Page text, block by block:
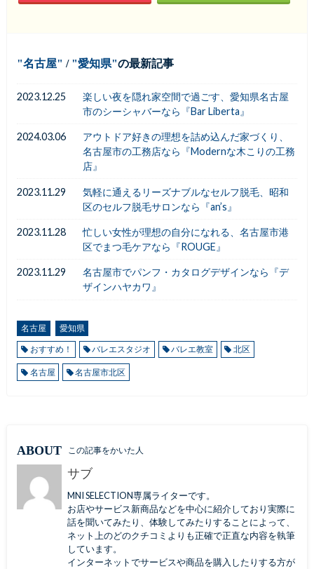
名古屋 / 愛知県 の最新記事
2023.12.25
楽しい夜を隠れ家空間で過ごす、愛知県名古屋
市のシーシャバーなら『Bar Liberta』
2024.03.06
アウトドア好きの理想を詰め込んだ家づくり、
名古屋市の工務店なら『Modernな木こりの工務
店』
2023.11.29
気軽に通えるリーズナブルなセルフ脱毛、昭和
区のセルフ脱毛サロンなら『an’s』
2023.11.28
忙しい女性が理想の自分になれる、名古屋市港
区でまつ毛ケアなら『ROUGE』
2023.11.29
名古屋市でパンフ・カタログデザインなら『デ
ザインハヤカワ』
名古屋
愛知県
おすすめ！
バレエスタジオ バレエ教室 北区
名古屋 名古屋市北区
ABOUT この記事をかいた人
サブ
MNI SELECTION専属ライターです。
お店やサービス新商品などを中心に紹介しており実際に
話を聞いてみたり、体験してみたりすることによって、
ネット上のどのクチコミよりも正確で正直な内容を執筆
しています。
インターネットでサービスや商品を購入したりする方が